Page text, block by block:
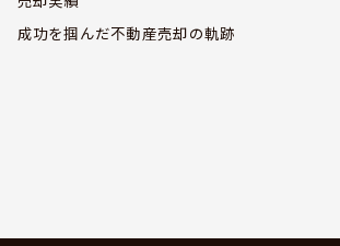
成功を掴んだ不動産売却の軌跡